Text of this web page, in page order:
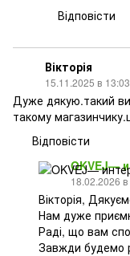
Відповісти
Вікторія
15.11.2025 в 13:03
Дуже дякую.такий
такому
Відповісти
OKVEJ—
18.02.2026
Вікторія,
Нам дуже
Раді, що вам
Завжди будемо